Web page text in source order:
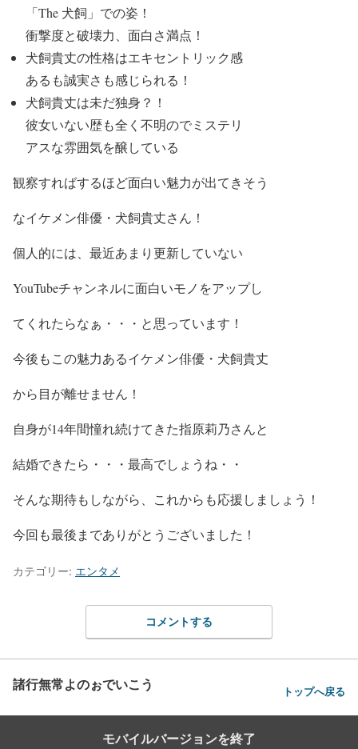
「The 犬飼」 での姿！
衝撃度と破壊力、 面白さ満点！
犬飼貴丈の性格はエキセントリック感
あるも誠実さも感じられる ！
犬飼貴丈は未だ独身 ？！
彼女いない歴も全く不明のでミステリ
アスな雰囲気を醸している
観察すればするほど面白い魅力が出てきそう
なイケメン俳優・犬飼貴丈さん！
個人的には、最近あまり更新していない
YouTubeチャンネルに面白いモノをアップし
てくれたらなぁ・・・と思っています！
今後もこの魅力あるイケメン俳優 ・犬飼貴丈
から目が離せません！
自身が14年間憧れ続けてきた指原莉乃さんと
結婚できたら・・・最高でしょうね・・
そんな期待もしながら、これからも応援しましょう！
今回も最後までありがとうございました！
カテゴリー: エンタメ
コメントする
諸行無常よのぉでいこう トップへ戻る
モバイルバージョンを終了